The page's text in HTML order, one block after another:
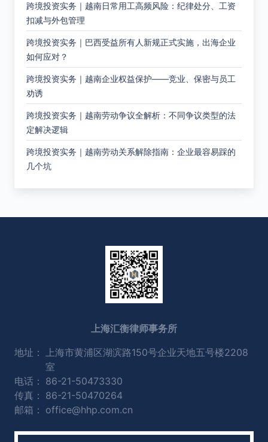
跨境投资实务｜越南日常用工高频风险：纪律处分、工资
扣减与外包管理
跨境投资实务｜巴西受益所有人新规正式实施，出海企业
如何应对？
跨境投资实务｜越南企业权益保护——竞业、保密与员工
劝诱
跨境投资实务｜越南劳动争议全解析：不同争议类型的法
定解决逻辑
跨境投资实务｜越南劳动关系解除指南：企业最容易踩的
几个坑
上海汇衡律师事务所
地址： 上海市黄浦区湖滨路150号企业天地五号楼2208
室
电话： 86-21-50473330
传真： 86-21-50470264
邮箱： office@hhp.com.cn